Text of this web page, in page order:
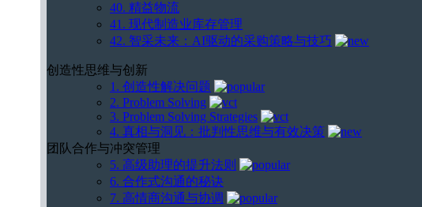
40. 精益物流
41. 现代制造业库存管理
42. 智采未来：AI驱动的采购策略与技巧
创造性思维与创新
1. 创造性解决问题
2. Problem Solving
3. Problem Solving Strategies
4. 真相与洞见：批判性思维与有效决策
团队合作与冲突管理
5. 高级助理的提升法则
6. 合作式沟通的秘诀
7. 高情商沟通与协调